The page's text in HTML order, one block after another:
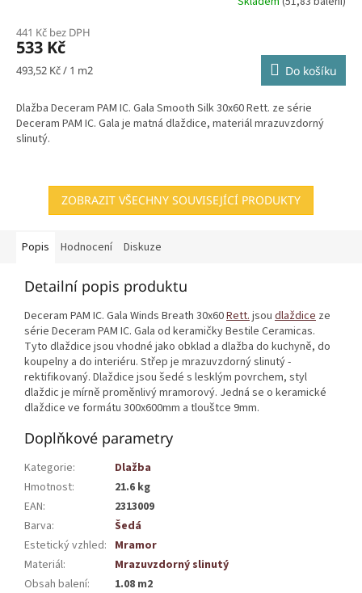
441 Kč bez DPH
533 Kč
Měrná
493,52 Kč / 1 m2 Do košíku
Dlažba Deceram PAM IC. Gala Smooth Silk 30x60 Rett. ze série
Deceram PAM IC. Gala je matná dlaždice, materiál mrazuvzdorný
slinutý.
ZOBRAZIT VŠECHNY SOUVISEJÍCÍ PRODUKTY
Popis Hodnocení Diskuze
Detailní popis produktu
Deceram PAM IC. Gala Winds Breath 30x60Rett. jsou dlaždice ze
série Deceram PAM IC. Gala od keramičky Bestile Ceramicas.
Tyto dlaždice jsou vhodné jako obklad a dlažba do kuchyně, do
koupelny a do interiéru. Střep je mrazuvzdorný slinutý -
rektifikovaný. Dlaždice jsou šedé s lesklým povrchem, styl
dlaždic je mírně proměnlivý mramorový. Jedná se o keramické
dlaždice ve formátu 300x600mm a tlouštce 9mm.
Doplňkové parametry
Kategorie:
Dlažba
Hmotnost:
21.6 kg
EAN:
2313009
Barva:
Šedá
Estetický vzhled: Mramor
Materiál:
Mrazuvzdorný slinutý
Obsah balení:
1.08 m2